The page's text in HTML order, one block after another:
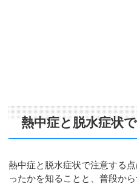
熱中症と脱水症状
熱中症と脱水症状で注意する
ったかを知ることと、普段か